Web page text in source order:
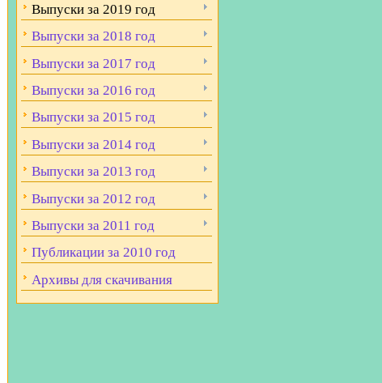
Выпуски за 2019 год
Выпуски за 2018 год
Выпуски за 2017 год
Выпуски за 2016 год
Выпуски за 2015 год
Выпуски за 2014 год
Выпуски за 2013 год
Выпуски за 2012 год
Выпуски за 2011 год
Публикации за 2010 год
Архивы для скачивания